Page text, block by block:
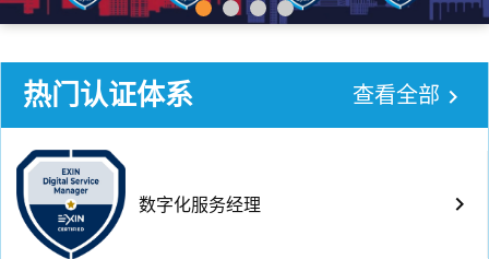
热门认证体系 查看全部 keyboard_arrow_right
数字化服务经理 keyboard_arrow_right